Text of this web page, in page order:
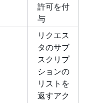
許可を付
与
リクエス
タのサブ
スクリプ
ションの
リストを
返すアク